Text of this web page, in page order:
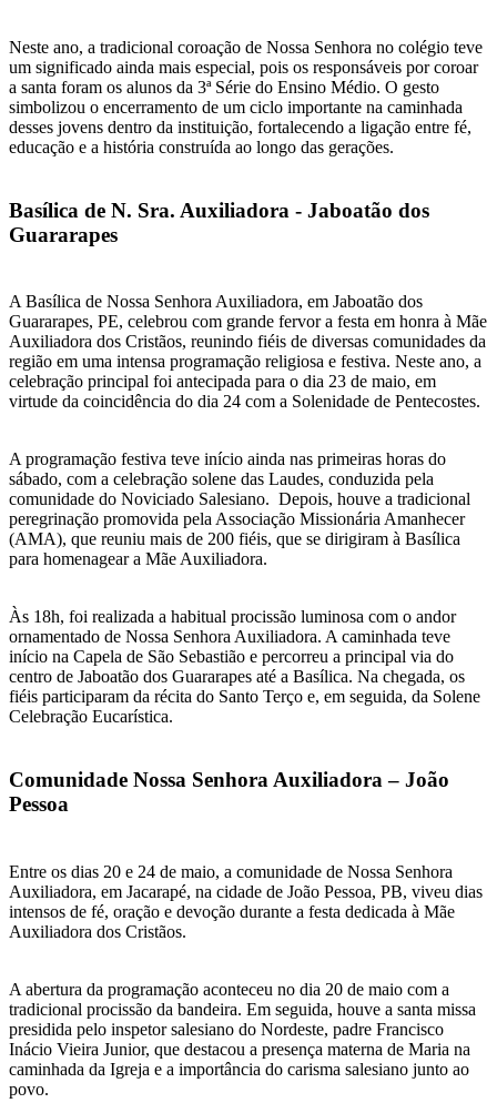
Neste ano, a tradicional coroação de Nossa Senhora no colégio teve
um significado ainda mais especial, pois os responsáveis por coroar
a santa foram os alunos da 3ª Série do Ensino Médio. O gesto
simbolizou o encerramento de um ciclo importante na caminhada
desses jovens dentro da instituição, fortalecendo a ligação entre fé,
educação e a história construída ao longo das gerações.
Basílica de N. Sra. Auxiliadora - Jaboatão dos
Guararapes
A Basílica de Nossa Senhora Auxiliadora, em Jaboatão dos
Guararapes, PE, celebrou com grande fervor a festa em honra à Mãe
Auxiliadora dos Cristãos, reunindo fiéis de diversas comunidades da
região em uma intensa programação religiosa e festiva. Neste ano, a
celebração principal foi antecipada para o dia 23 de maio, em
virtude da coincidência do dia 24 com a Solenidade de Pentecostes.
A programação festiva teve início ainda nas primeiras horas do
sábado, com a celebração solene das Laudes, conduzida pela
comunidade do Noviciado Salesiano. Depois, houve a tradicional
peregrinação promovida pela Associação Missionária Amanhecer
(AMA), que reuniu mais de 200 fiéis, que se dirigiram à Basílica
para homenagear a Mãe Auxiliadora.
Às 18h, foi realizada a habitual procissão luminosa com o andor
ornamentado de Nossa Senhora Auxiliadora. A caminhada teve
início na Capela de São Sebastião e percorreu a principal via do
centro de Jaboatão dos Guararapes até a Basílica. Na chegada, os
fiéis participaram da récita do Santo Terço e, em seguida, da Solene
Celebração Eucarística.
Comunidade Nossa Senhora Auxiliadora – João
Pessoa
Entre os dias 20 e 24 de maio, a comunidade de Nossa Senhora
Auxiliadora, em Jacarapé, na cidade de João Pessoa, PB, viveu dias
intensos de fé, oração e devoção durante a festa dedicada à Mãe
Auxiliadora dos Cristãos.
A abertura da programação aconteceu no dia 20 de maio com a
tradicional procissão da bandeira. Em seguida, houve a santa missa
presidida pelo inspetor salesiano do Nordeste, padre Francisco
Inácio Vieira Junior, que destacou a presença materna de Maria na
caminhada da Igreja e a importância do carisma salesiano junto ao
povo.